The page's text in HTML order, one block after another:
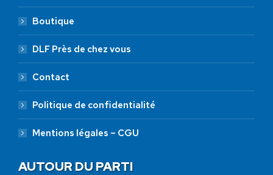
Boutique
DLF Près de chez vous
Contact
Politique de confidentialité
Mentions légales – CGU
AUTOUR DU PARTI